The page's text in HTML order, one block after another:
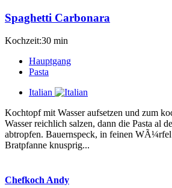
Spaghetti Carbonara
Kochzeit:30 min
Hauptgang
Pasta
Italian
Kochtopf mit Wasser aufsetzen und zum
Wasser reichlich salzen, dann die Pasta al
abtropfen. Bauernspeck, in feinen
Bratpfanne knusprig...
Chefkoch Andy